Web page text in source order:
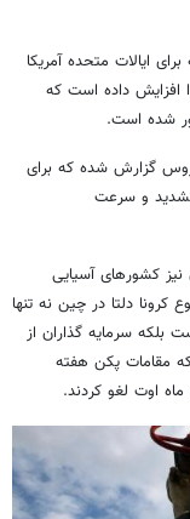
ایالات متحده آمریکا
داده است که
شده است.
گزارش شده که برای
تشدید و سرعت
کشورهای آسیایی
دلتا در چین نه تنها
بلکه سرمایه گذاران از
مقامات پکن هفته
ماه اوت لغو کردند.